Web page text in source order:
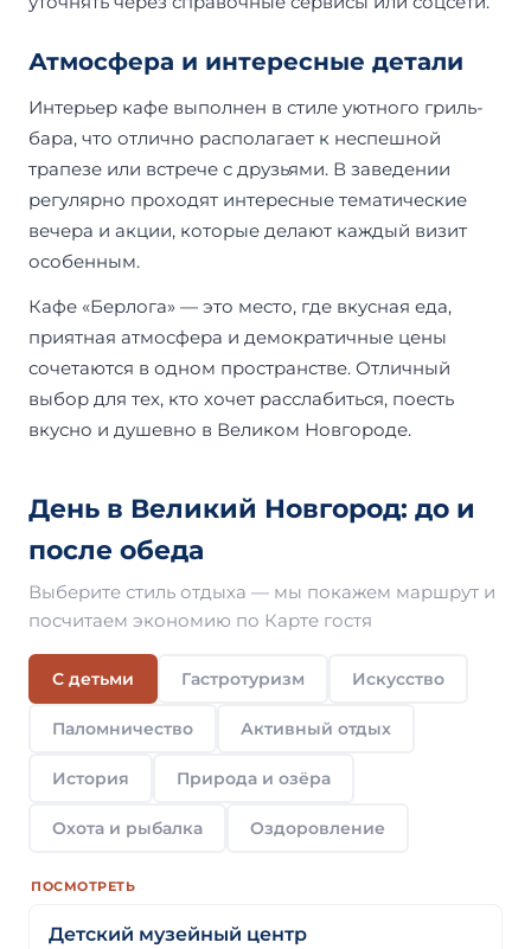
Атмосфера и интересные детали
Интерьер кафе выполнен в стиле уютного гриль-
бара, что отлично располагает к неспешной
трапезе или встрече с друзьями. В заведении
регулярно проходят интересные тематические
вечера и акции, которые делают каждый визит
особенным.
Кафе «Берлога» — это место, где вкусная еда,
приятная атмосфера и демократичные цены
сочетаются в одном пространстве. Отличный
выбор для тех, кто хочет расслабиться, поесть
вкусно и душевно в Великом Новгороде.
День в Великий Новгород: до и
после обеда
Выберите стиль отдыха — мы покажем маршрут и
посчитаем экономию по Карте гостя
С детьми Гастротуризм Искусство
Паломничество Активный отдых
История Природа и озёра
Охота и рыбалка Оздоровление
ПОСМОТРЕТЬ
Детский музейный центр